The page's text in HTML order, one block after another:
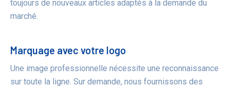
toujours de nouveaux articles adaptés à la demande du
marché.
Marquage avec votre logo
Une image professionnelle nécessite une reconnaissance
sur toute la ligne. Sur demande, nous fournissons des